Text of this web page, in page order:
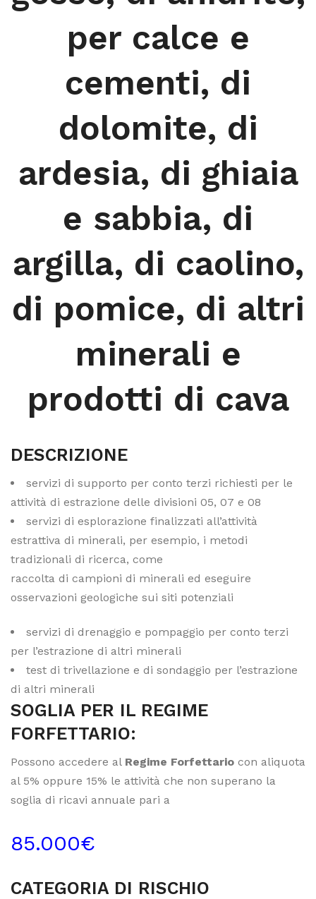
per calce e
cementi, di
dolomite, di
ardesia, di ghiaia
e sabbia, di
argilla, di caolino,
di pomice, di altri
minerali e
prodotti di cava
DESCRIZIONE
servizi di supporto per conto terzi richiesti per le
attività di estrazione delle divisioni 05, 07 e 08
servizi di esplorazione finalizzati all’attività
estrattiva di minerali, per esempio, i metodi
tradizionali di ricerca, come
raccolta di campioni di minerali ed eseguire
osservazioni geologiche sui siti potenziali
servizi di drenaggio e pompaggio per conto terzi
per l’estrazione di altri minerali
test di trivellazione e di sondaggio per l’estrazione
di altri minerali
SOGLIA PER IL REGIME
FORFETTARIO:
Possono accedere al Regime Forfettario con aliquota
al 5% oppure 15% le attività che non superano la
soglia di ricavi annuale pari a
85.000€
CATEGORIA DI RISCHIO